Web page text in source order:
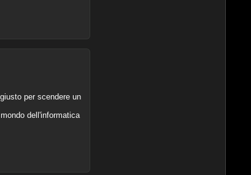
per scendere un
dell'informatica